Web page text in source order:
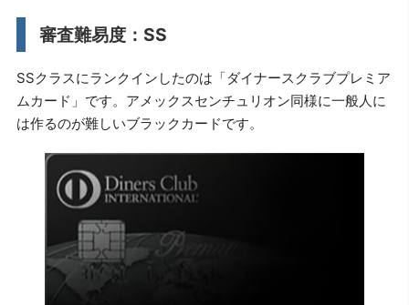
審査難易度：SS
SSクラスにランクインしたのは「ダイナースクラブプレミア
ムカード」です。アメックスセンチュリオン同様に一般人に
は作るのが難しいブラックカードです。